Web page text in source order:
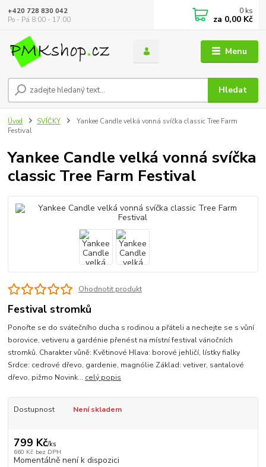
Menu
Hledat
+420 728 830 042
Po - Pá 8:00 - 17:00
0 ks
za 0,00 Kč
Úvod SVÍČKY
Yankee Candle velká vonná svíčka classic Tree Farm
Festival
Yankee Candle velká vonná svíčka
classic Tree Farm Festival
Ohodnotit produkt
Festival stromků
Ponořte se do svátečního ducha s rodinou a přáteli a nechejte se s vůní
borovice, vetiveru a gardénie přenést na místní festival vánočních
stromků. Charakter vůně: Květinové Hlava: borové jehličí, lístky fialky
Srdce: cedrové dřevo, gardenie, magnólie Základ: vetiver, santalové
dřevo, pižmo Novink... celý popis
Dostupnost Není skladem
799 Kč/ks
660 Kč bez DPH
Momentálně není k dispozici